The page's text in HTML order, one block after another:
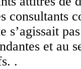
consultants
et au
.